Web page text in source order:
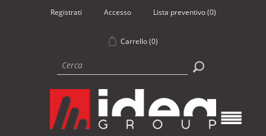
Registrati Accesso Lista preventivo (0)
Carrello (0)